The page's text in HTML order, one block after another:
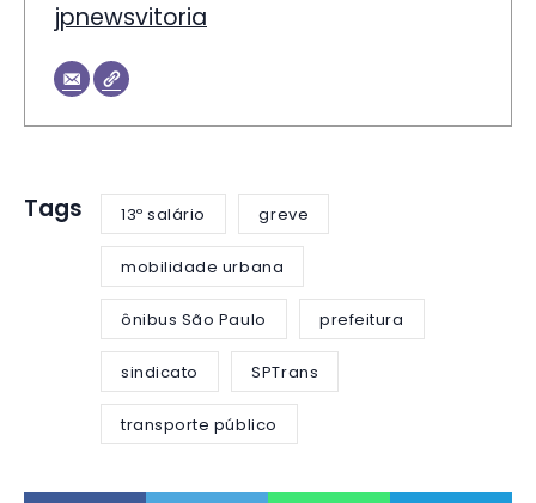
jpnewsvitoria
Tags 13º salário greve
mobilidade urbana
ônibus São Paulo prefeitura
sindicato SPTrans
transporte público